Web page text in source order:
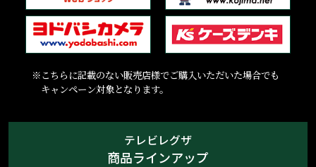
※こちらに記載のない販売店様でご購入いただいた場合でも
キャンペーン対象となります。
テレビレグザ
商品ラインアップ